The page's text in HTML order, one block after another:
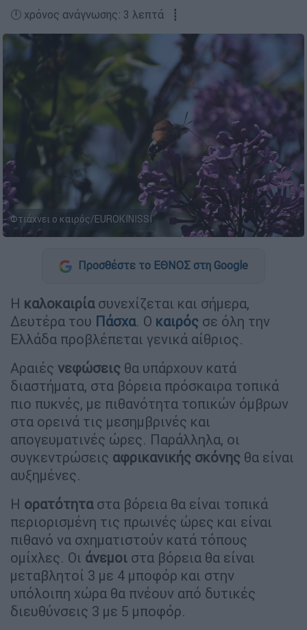
🕛 χρόνος ανάγνωσης: 3 λεπτά ┋
Φτιάχνει ο καιρός/EUROKINISSI
Προσθέστε το ΕΘΝΟΣ στη Google
Η καλοκαιρίασυνεχίζεται και σήμερα,
Δευτέρα του Πάσχα. Ο καιρός σε όλη την
Ελλάδα προβλέπεται γενικά αίθριος.
Αραιές νεφώσεις θα υπάρχουν κατά
διαστήματα, στα βόρεια πρόσκαιρα τοπικά
πιο πυκνές, με πιθανότητα τοπικών όμβρων
στα ορεινά τις μεσημβρινές και
απογευματινές ώρες. Παράλληλα, οι
συγκεντρώσεις αφρικανικής σκόνης θα είναι
αυξημένες.
Η ορατότηταστα βόρεια θα είναι τοπικά
περιορισμένη τις πρωινές ώρες και είναι
πιθανό να σχηματιστούν κατά τόπους
ομίχλες. Οι άνεμοι στα βόρεια θα είναι
μεταβλητοί 3 με 4 μποφόρ και στην
υπόλοιπη χώρα θα πνέουν από δυτικές
διευθύνσεις 3 με 5 μποφόρ.